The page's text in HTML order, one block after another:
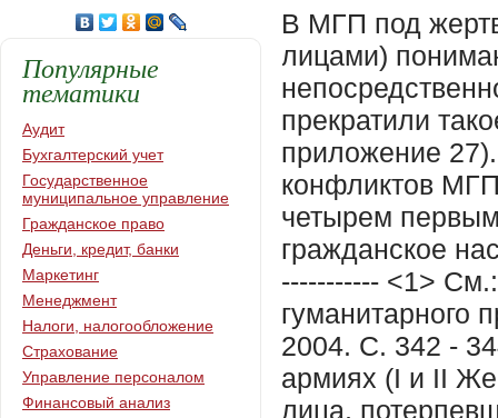
В МГП под жертвами войны (или покровительствуемыми лицами) понимаются лица, которые не принимают непосредственного участия в военных действиях или прекратили такое участие с определенного момента (см. приложение 27). В условиях международных вооруженных конфликтов МГП предусматривает 14 категорий таких лиц (к четырем первым относятся комбатанты, к остальным десяти - гражданское население) <1>. К ним относятся: -------------------------------- <1> См.: Буше-Сольнье Ф. Практический словарь гуманитарного права / Пер. с фр. Е. Кирпичниковой. М.: МИК, 2004. С. 342 - 344. 1) раненые и больные в действующих армиях (I и II Женевские конвенции, ст. ст. 8 - 20 ДП I); 2) лица, потерпевшие кораблекрушение, из состава вооруженных сил на море (II Женевская конвенция); 3) военнопленные (III Женевская конвенция, ст. 4 ЖК I, ст. ст. 43 - 47 ДП I); 4) медицинский и духовный персонал, принадлежащий вооруженным силам (ст. ст. 24, 25 ЖК I, ст. ст. 36, 37 ЖК II); 5) раненые и больные из числа гражданских лиц (ст. ст. 3, 16 - 23 ЖК IV, ст. ст. 10 - 16 ДП I), в том числе роженицы, новорожденные и другие лица, которые могут нуждаться в неотложной медицинской помощи и уходе, такие как немощные и беременные женщины (п. "а" ст. 8 ДП I); 6) гражданский медицинский и духовный персонал (ст. 20 ЖК IV, ст. 15 ДП I); 7) парламентеры; 8) персонал организаций гражданской обороны (ст. 62 ДП I); 9) персонал, участвующий в операциях по оказанию помощи (ст. 71 ДП I); 10) гражданское население и гражданские лица (IV Женевская конвенция), в частности: а) гражданское население в целом - оно не может быть объектом нападений, должно иметь возможность получать необходимую помощь (ст. ст. 48 - 76, 68 - 71 ДП I); б) гражданские лица, попавшие во власть противной стороны по причине военного конфликта или оккупации территории (ст. ст. 4, 27 - 141 ЖК IV) <1>; -------------------------------- <1> Граждане какого-либо нейтрального государства, находящиеся на территории одного из воюющих государств, и граждане какого-либо союзника воюющего государства не будут рассматриваться в качестве покровительствуемых лиц до тех пор, пока государство, гражданами которого они являются, имеет нормальное дипломатическое представительство при государстве, во власти которого они находятся (ст. 4 ЖК IV). 11) лица, лишенные свободы, задержанные или интернированные (ст. ст. 41, 42, 79 - 135 ЖК IV, ст. 75 ДП I); 12) население оккупированных территорий (ст. ст. 47 - 78 ЖК IV, ст. ст. 63, 69 ДП I); 13) женщины и дети (ст. ст. 76 - 78 ДП I); 14) иностранцы, беженцы и апатриды на территории одной из сторон в конфликте (ст. ст. 35 - 46 ЖК IV, ст. 73 ДП I). В условиях внутригосударственного вооруженного конфликта МГП предусматривает пять категорий покровительствуемых лиц: 1) все люди без исключения, которым предоставляются основные гарантии (ст. 3, общая для ЖК, ст. 4
Популярные
тематики
Аудит
Бухгалтерский учет
Государственное
муниципальное управление
Гражданское право
Деньги, кредит, банки
Маркетинг
Менеджмент
Налоги, налогообложение
Страхование
Управление персоналом
Финансовый анализ